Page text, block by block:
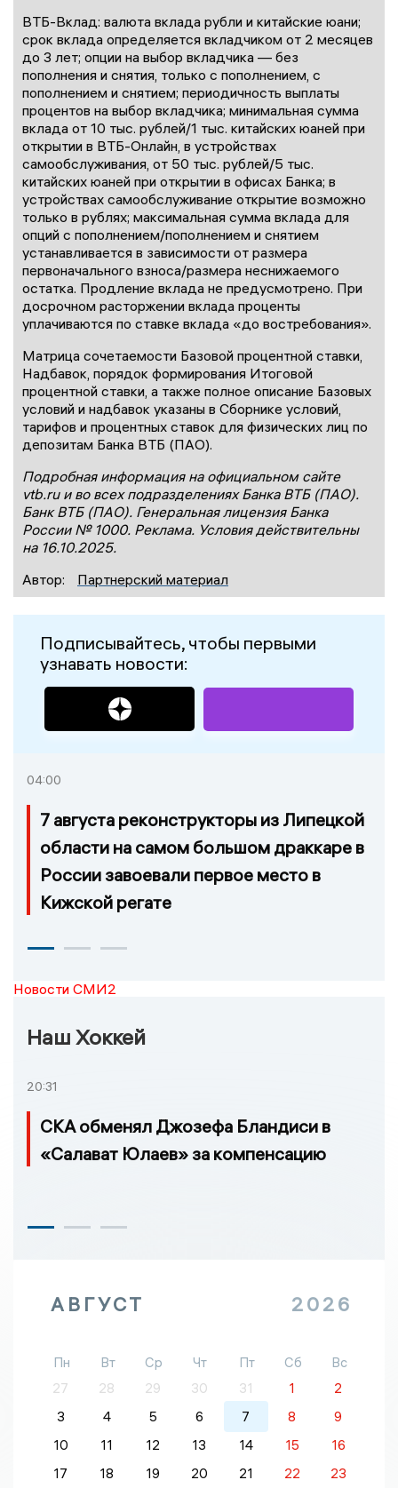
ВТБ-Вклад: валюта вклада рубли и китайские юани;
срок вклада определяется вкладчиком от 2 месяцев
до 3 лет; опции на выбор вкладчика — без
пополнения и снятия, только с пополнением, с
пополнением и снятием; периодичность выплаты
процентов на выбор вкладчика; минимальная сумма
вклада от 10 тыс. рублей/1 тыс. китайских юаней при
открытии в ВТБ-Онлайн, в устройствах
самообслуживания, от 50 тыс. рублей/5 тыс.
китайских юаней при открытии в офисах Банка; в
устройствах самообслуживание открытие возможно
только в рублях; максимальная сумма вклада для
опций с пополнением/пополнением и снятием
устанавливается в зависимости от размера
первоначального взноса/размера неснижаемого
остатка. Продление вклада не предусмотрено. При
досрочном расторжении вклада проценты
уплачиваются по ставке вклада «до востребования».
Матрица сочетаемости Базовой процентной ставки,
Надбавок, порядок формирования Итоговой
процентной ставки, а также полное описание Базовых
условий и надбавок указаны в Сборнике условий,
тарифов и процентных ставок для физических лиц по
депозитам Банка ВТБ (ПАО).
Подробная информация на официальном сайте
vtb.ru и во всех подразделениях Банка ВТБ (ПАО).
Банк ВТБ (ПАО). Генеральная лицензия Банка
России № 1000. Реклама. Условия действительны
на 16.10.2025.
Автор:
Партнерский материал
Подписывайтесь, чтобы первыми
узнавать новости:
04:00
7 августа реконструкторы из Липецкой
области на самом большом драккаре в
России завоевали первое место в
Кижской регате
Новости СМИ2
Наш Хоккей
20:31
СКА обменял Джозефа Бландиси в
«Салават Юлаев» за компенсацию
АВГУСТ 2026
Пн Вт Ср Чт Пт Сб
Вс
27
28 29 30 31 1
2
3
4 5 6 7 8
9
10
11 12 13 14 15
16
17
18 19 20 21 22 23